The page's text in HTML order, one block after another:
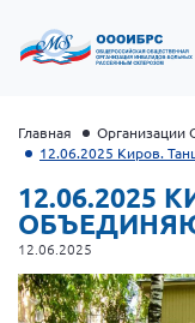
Главная
12.06.2025 Киров.
12.06.2025
12.06.2025